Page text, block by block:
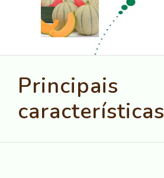
Principais
características